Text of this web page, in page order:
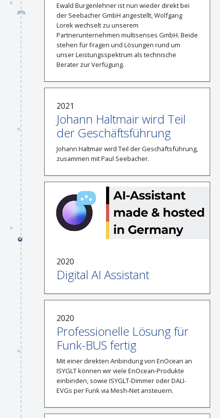
Ewald Burgenlehner ist nun wieder direkt bei
der Seebacher GmbH angestellt, Wolfgang
Lorek wechselt zu unserem
Partnerunternehmen multisenses GmbH. Beide
stehen für Fragen und Lösungen rund um
unser Leistungsspektrum als technische
Berater zur Verfügung.
2021
Johann Haltmair wird Teil
der Geschäftsführung
Johann Haltmair wird Teil der Geschäftsführung,
zusammen mit Paul Seebacher.
2020
Digital AI Assistant
2020
Professionelle Lösung für
Funk-BUS fertig
Mit einer direkten Anbindung von EnOcean an
ISYGLT können wir viele EnOcean-Produkte
einbinden, sowie ISYGLT-Dimmer oder DALI-
EVGs per Funk via Mesh-Net ansteuern.